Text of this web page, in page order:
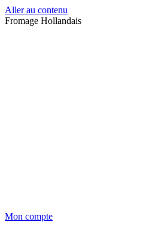
Aller au contenu
Fromage Hollandais
Mon compte